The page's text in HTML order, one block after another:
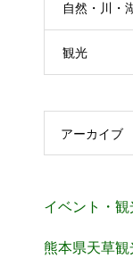
自然・川・
観光
アーカイブ
イベント・
熊本県天草観